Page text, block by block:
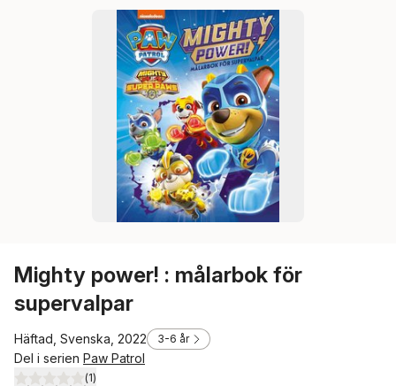
Mighty power! : målarbok för
supervalpar
Häftad, Svenska, 2022 3-6 år
Del i serien Paw Patrol
(1)